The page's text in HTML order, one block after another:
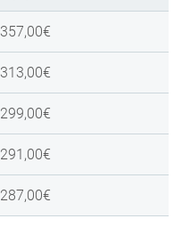
357,00€
313,00€
299,00€
291,00€
287,00€